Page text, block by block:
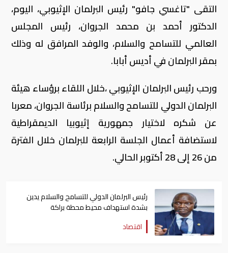
التقى "تاغسي جافو" رئيس البرلمان الإثيوبي، اليوم،
الدكتور أحمد بن محمد الجروان، رئيس المجلس
العالمي للتسامح والسلام، والوفد المرافق له وذلك
بمقر البرلمان في أديس أبابا.
ورحب رئيس البرلمان الإثيوبي ،خلال اللقاء برؤساء هيئة
البرلمان الدولي للتسامح والسلام برئاسة الجروان، معربا
عن شكره لاختيار جمهورية إثيوبيا الديمقراطية
لاستضافة أعمال الجلسة الرابعة للبرلمان خلال الفترة
من 26 إلى 28 أكتوبر الحالي.
رئيس البرلمان الدولي للتسامح والسلام يدين
بشدة استهداف محيط محطة براكة
اقتصاد